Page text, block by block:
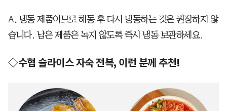
A. 냉동 제품이므로 해동 후 다시 냉동하는 것은 권장하지 않
습니다. 남은 제품은 녹지 않도록 즉시 냉동 보관하세요.
◇수협 슬라이스 자숙 전복, 이런 분께 추천!